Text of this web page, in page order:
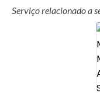
Serviço relacionado a